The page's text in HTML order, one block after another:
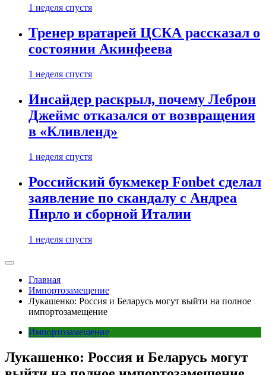
1 неделя спустя
Тренер вратарей ЦСКА рассказал о
состоянии Акинфеева
1 неделя спустя
Инсайдер раскрыл, почему Леброн
Джеймс отказался от возвращения
в «Кливленд»
1 неделя спустя
Российский букмекер Fonbet сделал
заявление по скандалу с Андреа
Пирло и сборной Италии
1 неделя спустя
Главная
Импортозамещение
Лукашенко: Россия и Беларусь могут выйти на полное
импортозамещение
Импортозамещение
Лукашенко: Россия и Беларусь могут